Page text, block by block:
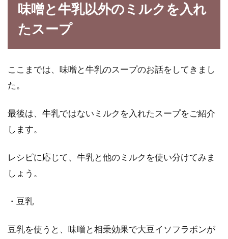
味噌と牛乳以外のミルクを入れ
たスープ
ここまでは、味噌と牛乳のスープのお話をしてきまし
た。
最後は、牛乳ではないミルクを入れたスープをご紹介
します。
レシピに応じて、牛乳と他のミルクを使い分けてみま
しょう。
・豆乳
豆乳を使うと、味噌と相乗効果で大豆イソフラボンが